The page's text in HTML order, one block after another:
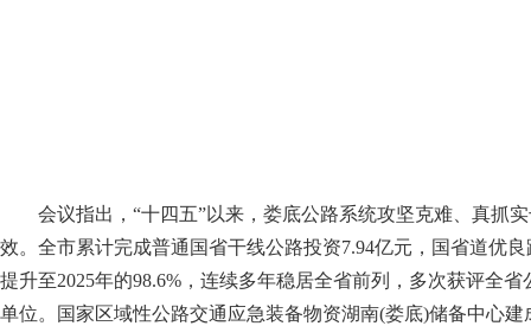
会议指出，“十四五”以来，娄底公路系统攻坚克难、真抓
效。全市累计完成普通国省干线公路投资7.94亿元，国省道优良
提升至2025年的98.6%，连续多年稳居全省前列，多次获评全
单位。国家区域性公路交通应急装备物资湖南(娄底)储备中心